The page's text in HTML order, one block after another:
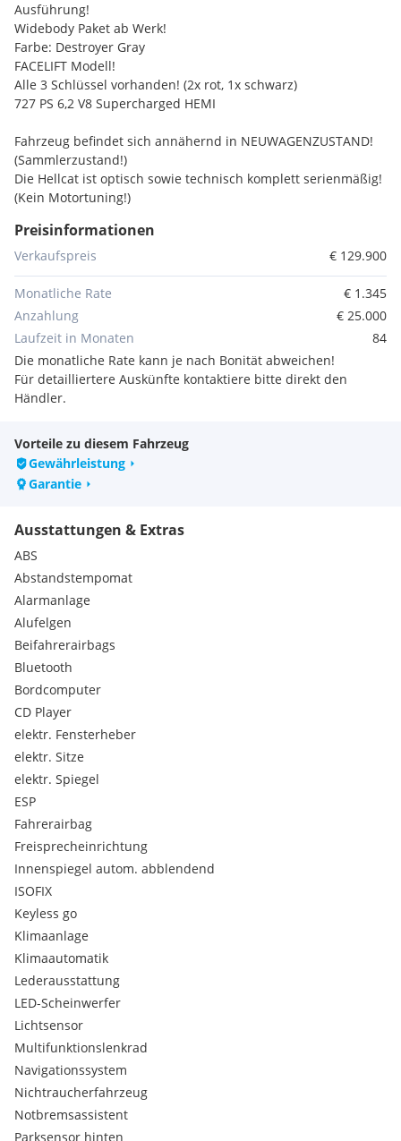
Ausführung!
Widebody Paket ab Werk!
Farbe: Destroyer Gray
FACELIFT Modell!
Alle 3 Schlüssel vorhanden! (2x rot, 1x schwarz)
727 PS 6,2 V8 Supercharged HEMI
Fahrzeug befindet sich annähernd in NEUWAGENZUSTAND!
(Sammlerzustand!)
Die Hellcat ist optisch sowie technisch komplett serienmäßig!
(Kein Motortuning!)
KEINE RENNSTRECKE! KEINE RACE STARTS! KEINE BURNOUTS!
Fahrzeug wurde immer bestens gewartet und gepflegt!
Seriöser Vorbesitz! Vollständige Fahrzeughistorie vorhanden!
Aktuell ist die Hellcat professionell KERAMIKVERSIEGELT!
Großes Service NEU!
Pickerl NEU! (Ohne Mängel)
Bremse vorne NEU!
Reifen NEU!
Erstauslieferung Deutschland! Kein Ostimport oder
ähnliches!
Nova und Steuern bereits entrichtet!
ANMELDEFERTIG!
Eine Hellcat in dieser wunderschönen Ausführung und in
Besichtigung und Verkauf nur nach Terminvereinbarung!
Eintausch und Individuelle Finanzierung auch ohne
Anzahlung möglich!
Extras:
Fahrzeug verfügt über Vollausstattung!
Harman Kardon Soundsystem
Abstandstempomat
Vollleder Sportsitze inkl. Sitzheizung und Sitzkühlung!
SRT Performance Heckspoiler
Devils Rim Alufelgen
Eine originale 5. Felge ist vorhanden! (Neu)
.
Preisinformationen
Verkaufspreis € 129.900
Monatliche Rate
€ 1.345
Anzahlung
€ 25.000
Laufzeit in Monaten
84
Die monatliche Rate kann je nach Bonität abweichen!
Für detailliertere Auskünfte kontaktiere bitte direkt den
Händler.
Vorteile zu diesem Fahrzeug
Gewährleistung
Garantie
Ausstattungen & Extras
ABS
Abstandstempomat
Alarmanlage
Alufelgen
Beifahrerairbags
Bluetooth
Bordcomputer
CD Player
elektr. Fensterheber
elektr. Sitze
elektr. Spiegel
ESP
Fahrerairbag
Freisprecheinrichtung
Innenspiegel autom. abblendend
ISOFIX
Keyless go
Klimaanlage
Klimaautomatik
Lederausstattung
LED-Scheinwerfer
Lichtsensor
Multifunktionslenkrad
Navigationssystem
Nichtraucherfahrzeug
Notbremsassistent
Parksensor hinten